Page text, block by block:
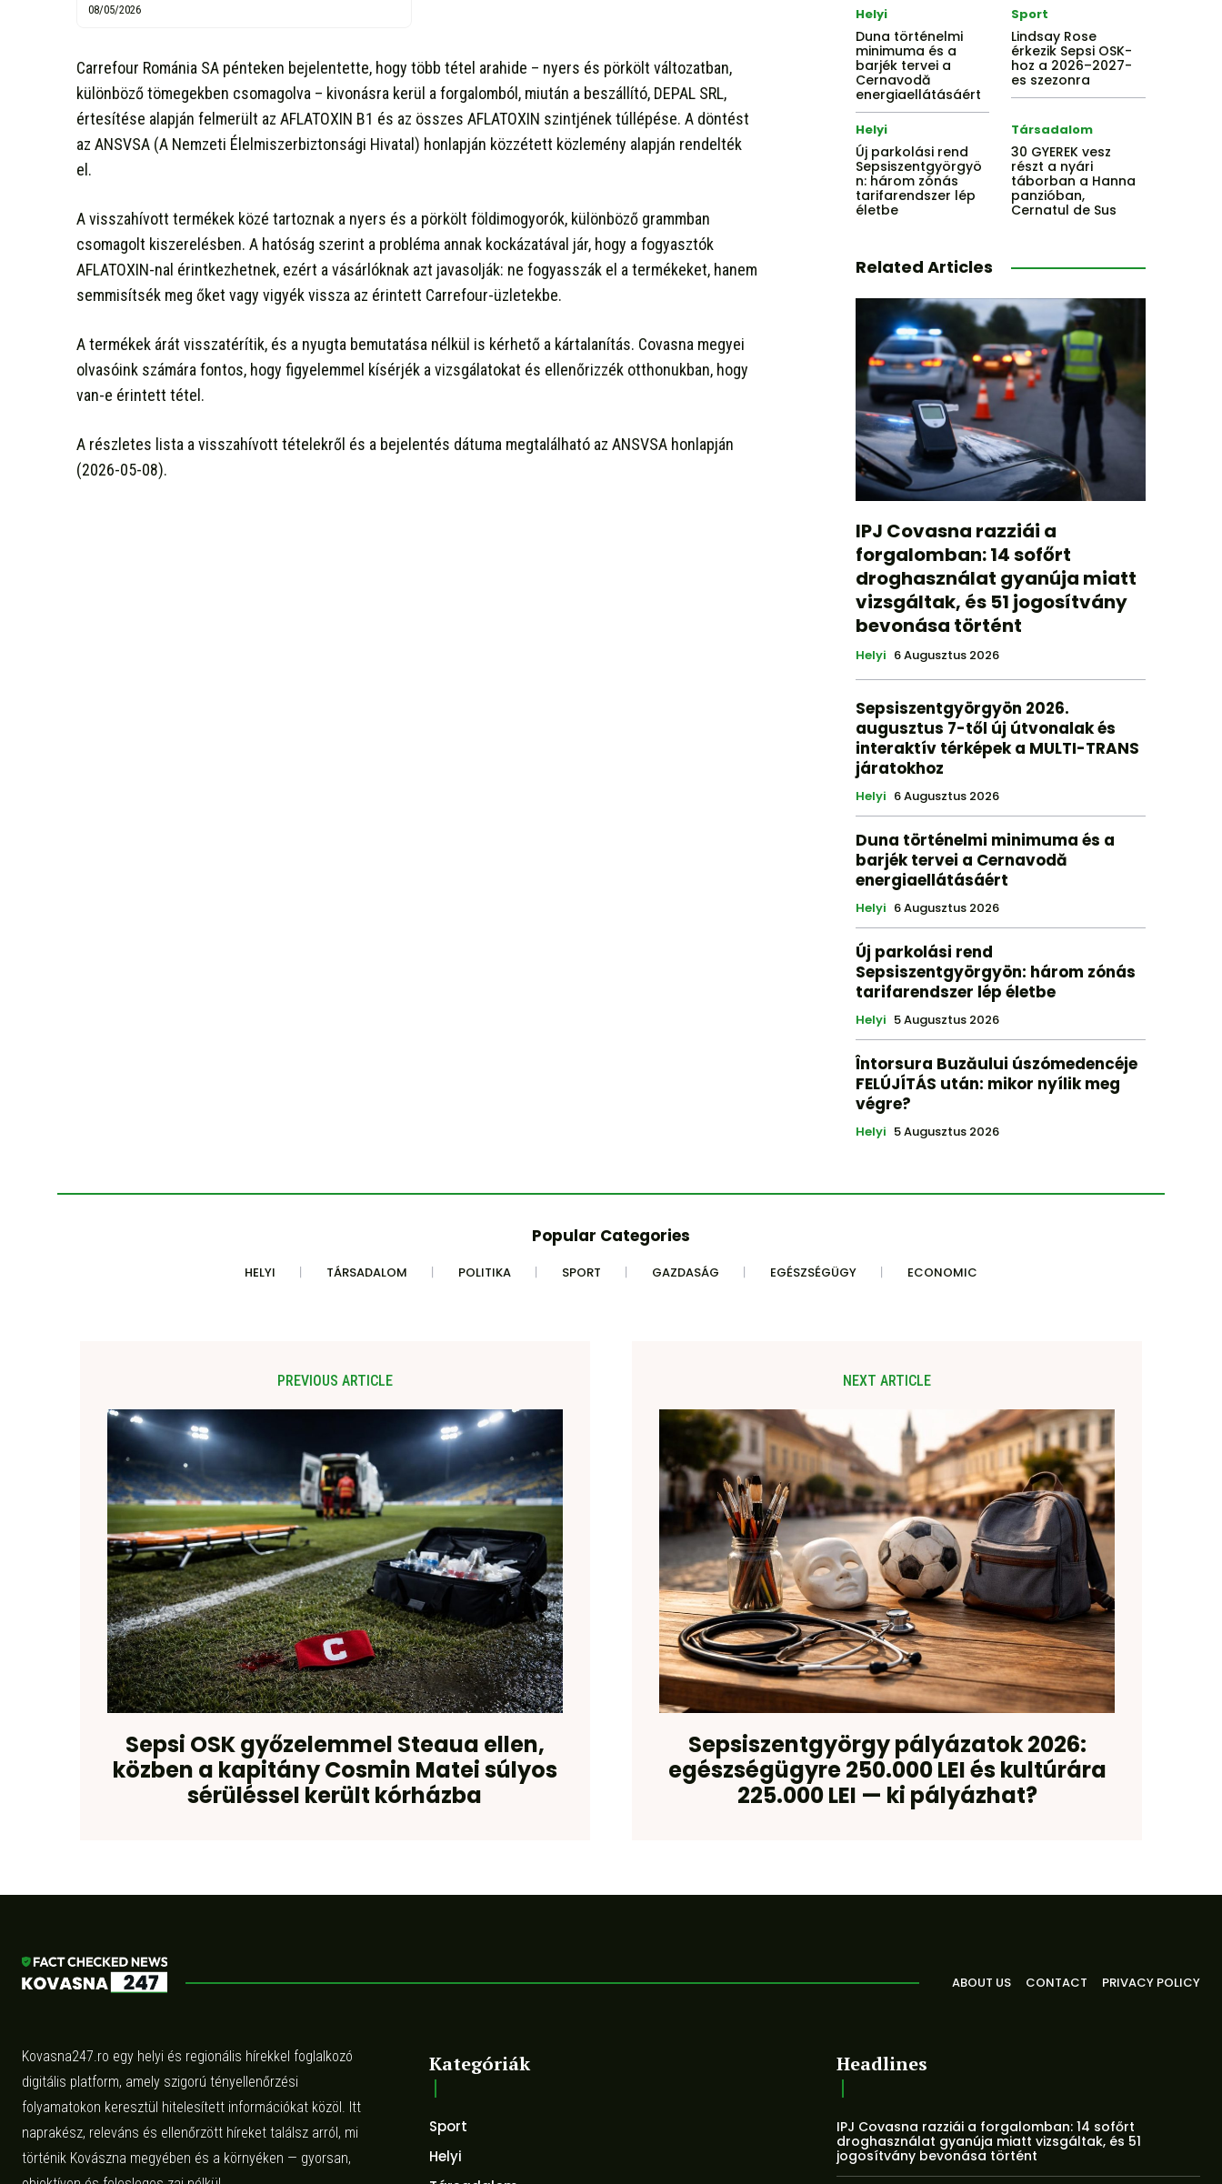
08/05/2026
Carrefour Románia SA pénteken bejelentette, hogy több tétel arahide – nyers és pörkölt változatban,
különböző tömegekben csomagolva – kivonásra kerül a forgalomból, miután a beszállító, DEPAL SRL,
értesítése alapján felmerült az AFLATOXIN B1 és az összes AFLATOXIN szintjének túllépése. A döntést
az ANSVSA (A Nemzeti Élelmiszerbiztonsági Hivatal) honlapján közzétett közlemény alapján rendelték
el.
A visszahívott termékek közé tartoznak a nyers és a pörkölt földimogyorók, különböző grammban
csomagolt kiszerelésben. A hatóság szerint a probléma annak kockázatával jár, hogy a fogyasztók
AFLATOXIN-nal érintkezhetnek, ezért a vásárlóknak azt javasolják: ne fogyasszák el a termékeket, hanem
semmisítsék meg őket vagy vigyék vissza az érintett Carrefour-üzletekbe.
A termékek árát visszatérítik, és a nyugta bemutatása nélkül is kérhető a kártalanítás. Covasna megyei
olvasóink számára fontos, hogy figyelemmel kísérjék a vizsgálatokat és ellenőrizzék otthonukban, hogy
van-e érintett tétel.
A részletes lista a visszahívott tételekről és a bejelentés dátuma megtalálható az ANSVSA honlapján
(2026-05-08).
Helyi
Duna történelmi
minimuma és a
barjék tervei a
Cernavodă
energiaellátásáért
Sport
Lindsay Rose
érkezik Sepsi OSK-
hoz a 2026–2027-
es szezonra
Helyi
Új parkolási rend
Sepsiszentgyörgyö
n: három zónás
tarifarendszer lép
életbe
Társadalom
30 GYEREK vesz
részt a nyári
táborban a Hanna
panzióban,
Cernatul de Sus
Related Articles
IPJ Covasna razziái a
forgalomban: 14 sofőrt
droghasználat gyanúja miatt
vizsgáltak, és 51 jogosítvány
bevonása történt
Helyi 6 Augusztus 2026
Sepsiszentgyörgyön 2026.
augusztus 7-től új útvonalak és
interaktív térképek a MULTI-TRANS
járatokhoz
Helyi 6 Augusztus 2026
Duna történelmi minimuma és a
barjék tervei a Cernavodă
energiaellátásáért
Helyi 6 Augusztus 2026
Új parkolási rend
Sepsiszentgyörgyön: három zónás
tarifarendszer lép életbe
Helyi 5 Augusztus 2026
Întorsura Buzăului úszómedencéje
FELÚJÍTÁS után: mikor nyílik meg
végre?
Helyi 5 Augusztus 2026
Popular Categories
HELYI TÁRSADALOM POLITIKA SPORT GAZDASÁG EGÉSZSÉGÜGY ECONOMIC
PREVIOUS ARTICLE
Sepsi OSK győzelemmel Steaua ellen,
közben a kapitány Cosmin Matei súlyos
sérüléssel került kórházba
NEXT ARTICLE
Sepsiszentgyörgy pályázatok 2026:
egészségügyre 250.000 LEI és kultúrára
225.000 LEI — ki pályázhat?
ABOUT US CONTACT PRIVACY POLICY
Kovasna247.ro egy helyi és regionális hírekkel foglalkozó
digitális platform, amely szigorú tényellenőrzési
folyamatokon keresztül hitelesített információkat közöl. Itt
naprakész, releváns és ellenőrzött híreket találsz arról, mi
történik Kovászna megyében és a környéken — gyorsan,
Kategóriák
Sport
Helyi
Headlines
IPJ Covasna razziái a forgalomban: 14 sofőrt
droghasználat gyanúja miatt vizsgáltak, és 51
jogosítvány bevonása történt